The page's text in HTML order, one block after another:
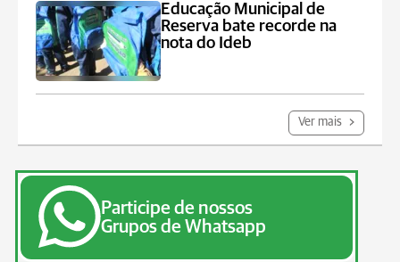
Educação Municipal de
Reserva bate recorde na
nota do Ideb
Ver mais
Participe de nossos
Grupos de Whatsapp